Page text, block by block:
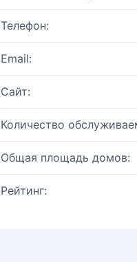
Телефон:
Email:
Сайт:
Количество
Общая площадь домов:
Рейтинг: